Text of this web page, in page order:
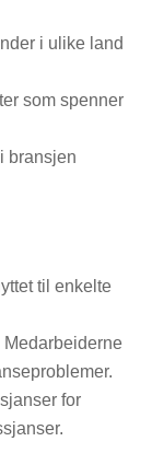
i ulike land
som spenner
bransjen
til enkelte
Medarbeiderne
for